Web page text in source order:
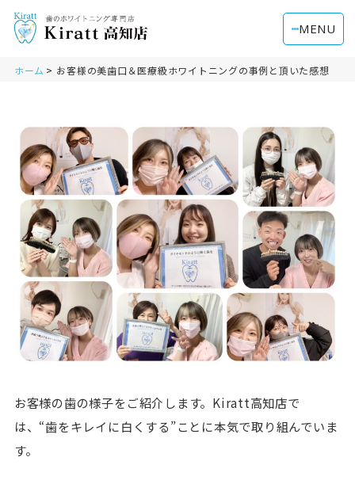
MENU
ホーム お客様の美歯口＆医療級ホワイトニングの事例と頂いた感想
お客様の歯の様子をご紹介します。Kiratt高知店で
は、“歯をキレイに白くする”ことに本気で取り組んでいま
す。